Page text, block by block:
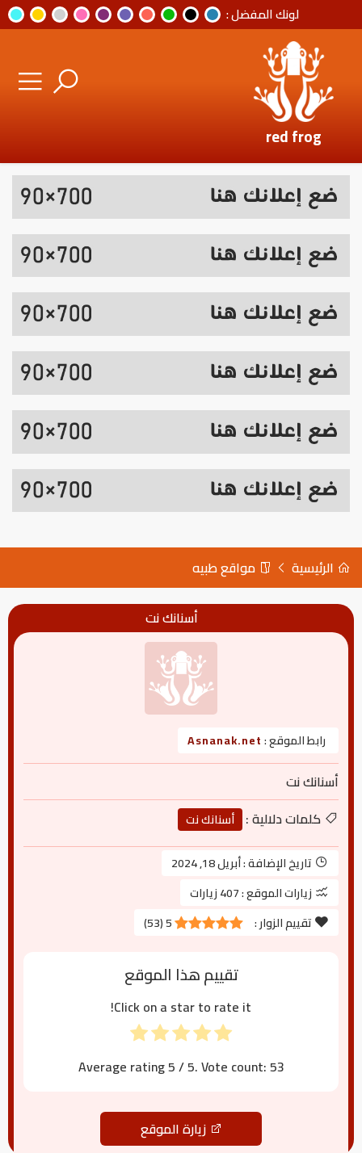
لونك المفضل :
red frog
الرئيسية مواقع طبيه
أسنانك نت
رابط الموقع :Asnanak.net
أسنانك نت
كلمات دلالية : أسنانك نت
تاريخ الإضافة :أبريل 18, 2024
زيارات الموقع :407 زيارات
تقييم الزوار :
5
(
53
)
تقييم هذا الموقع
Click on a star to rate it!
Average rating5/ 5. Vote count:53
زيارة الموقع